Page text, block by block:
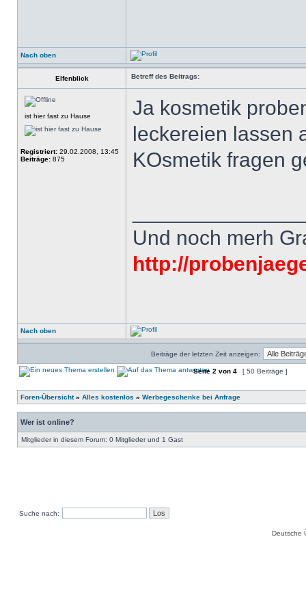
Nach oben
Elfenblick Betreff des Beitrags:
ist hier fast zu Hause
Registriert: 29.02.2008, 13:45
Beiträge: 875
Ja kosmetik
leckereien lassen
KOsmetik fragen
Und noch merh
http://
Nach oben
Beiträge der letzten Zeit anzeigen:
Seite 2 von 4 [ 50 Beiträge ]
Foren-Übersicht» Alles kostenlos » Werbegeschenke bei Anfrage
Wer ist online?
Mitglieder in diesem Forum: 0 Mitglieder und 1 Gast
Suche nach:
Deutsche